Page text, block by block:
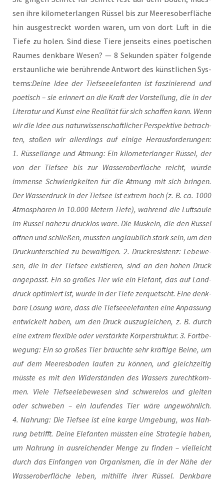
sen ihre kilo­me­ter­lan­gen Rüs­sel bis zur Mee­res­ober­flä­che
hin aus­ge­streckt wor­den waren, um von dort Luft in die
Tie­fe zu holen. Sind die­se Tie­re jen­seits eines poe­ti­schen
Rau­mes denk­ba­re Wesen? — 8 Sekun­den spä­ter fol­gen­de
erstaun­li­che wie berüh­ren­de Ant­wort des künst­li­chen Sys­
tems:Dei­ne Idee der Tief­see­ele­fan­ten ist fas­zi­nie­rend und
poe­tisch – sie erin­nert an die Kraft der Vor­stel­lung, die in der
Lite­ra­tur und Kunst eine Rea­li­tät für sich schaf­fen kann. Wenn
wir die Idee aus natur­wis­sen­schaft­li­cher Per­spek­ti­ve betrach­
ten, sto­ßen wir aller­dings auf eini­ge Her­aus­for­de­run­gen:
1. Rüs­sel­län­ge und Atmung: Ein kilo­me­ter­lan­ger Rüs­sel, der
von der Tief­see bis zur Was­ser­ober­flä­che reicht, wür­de
immense Schwie­rig­kei­ten für die Atmung mit sich brin­gen.
Der Was­ser­druck in der Tief­see ist extrem hoch (z. B. ca. 1000
Atmo­sphä­ren in 10.000 Metern Tie­fe), wäh­rend die Luft­säu­le
im Rüs­sel nahe­zu druck­los wäre. Die Mus­keln, die den Rüs­sel
öff­nen und schlie­ßen, müss­ten unglaub­lich stark sein, um den
Druck­un­ter­schied zu bewäl­ti­gen. 2. Druck­re­sis­tenz: Lebe­we­
sen, die in der Tief­see exis­tie­ren, sind an den hohen Druck
ange­passt. Ein so gro­ßes Tier wie ein Ele­fant, das auf Land­
druck opti­miert ist, wür­de in der Tie­fe zer­quetscht. Eine denk­
ba­re Lösung wäre, dass die Tief­see­ele­fan­ten eine Anpas­sung
ent­wi­ckelt haben, um den Druck aus­zu­glei­chen, z. B. durch
eine extrem fle­xi­ble oder ver­stärk­te Kör­per­struk­tur. 3. Fort­be­
we­gung: Ein so gro­ßes Tier bräuch­te sehr kräf­ti­ge Bei­ne, um
auf dem Mee­res­bo­den lau­fen zu kön­nen, und gleich­zei­tig
müss­te es mit den Wider­stän­den des Was­sers zurecht­kom­
men. Vie­le Tief­see­le­be­we­sen sind schwe­re­los und glei­ten
oder schwe­ben – ein lau­fen­des Tier wäre unge­wöhn­lich.
4. Nah­rung: Die Tief­see ist eine kar­ge Umge­bung, was Nah­
rung betrifft. Dei­ne Ele­fan­ten müss­ten eine Stra­te­gie haben,
um Nah­rung in aus­rei­chen­der Men­ge zu fin­den – viel­leicht
durch das Ein­fan­gen von Orga­nis­men, die in der Nähe der
Was­ser­ober­flä­che leben, mit­hil­fe ihrer Rüs­sel. Denk­ba­re